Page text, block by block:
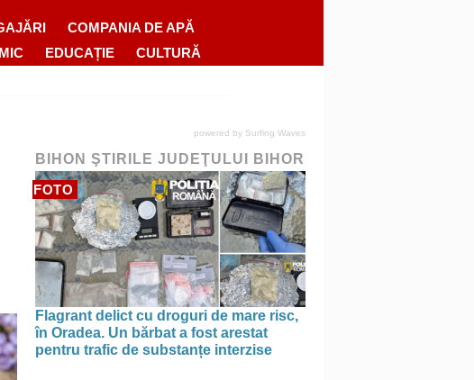
COMPANIA DE APĂ
EDUCAȚIE CULTURĂ
powered by Surfing Waves
BIHON ŞTIRILE JUDEŢULUI BIHOR
FOTO
Flagrant delict cu droguri de mare risc,
în Oradea. Un bărbat a fost arestat
pentru trafic de substanțe interzise